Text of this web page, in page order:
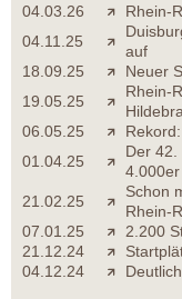
04.03.26
Rhein-
04.11.25
auf
18.09.25
Neuer
19.05.25
Rhein-
06.05.25
01.04.25
Der
4.000er
21.02.25
Schon
Rhein-
07.01.25
2.200
21.12.24
04.12.24